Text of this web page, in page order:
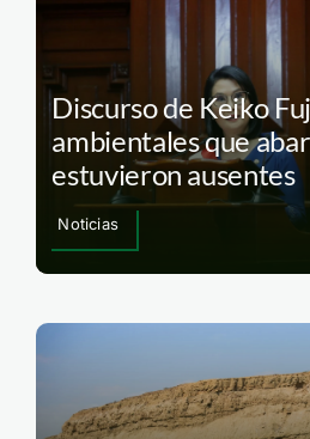
Discurso de Keiko
ambientales que
estuvieron ausentes
Noticias